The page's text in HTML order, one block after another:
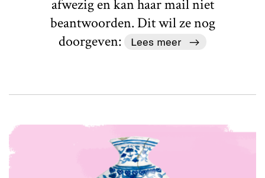
afwezig en kan haar mail niet
beantwoorden. Dit wil ze nog
doorgeven:
Lees meer